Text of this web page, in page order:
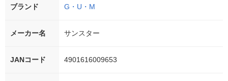
ブランド G・U・M
メーカー名 サンスター
JANコード 4901616009653